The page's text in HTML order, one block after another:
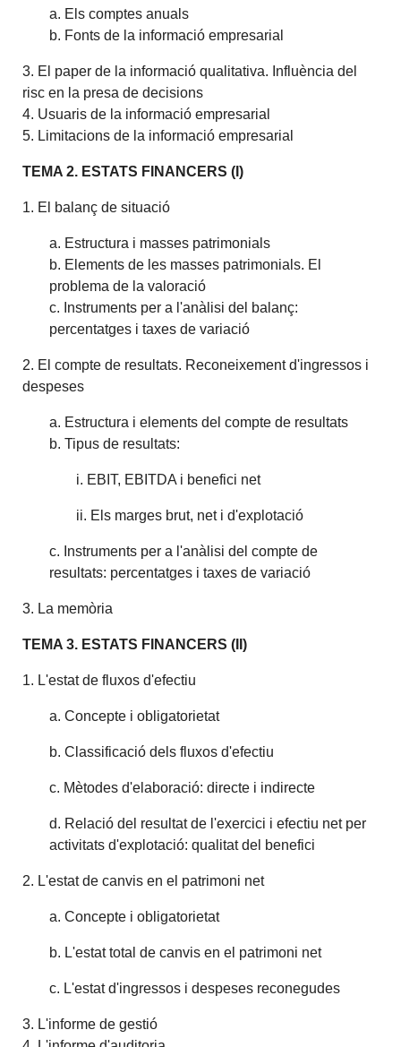
a. Els comptes anuals
b. Fonts de la informació empresarial
3. El paper de la informació qualitativa. Influència del
risc en la presa de decisions
4. Usuaris de la informació empresarial
5. Limitacions de la informació empresarial
TEMA 2. ESTATS FINANCERS (I)
1. El balanç de situació
a. Estructura i masses patrimonials
b. Elements de les masses patrimonials. El
problema de la valoració
c. Instruments per a l'anàlisi del balanç:
percentatges i taxes de variació
2. El compte de resultats. Reconeixement d'ingressos i
despeses
a. Estructura i elements del compte de resultats
b. Tipus de resultats:
i. EBIT, EBITDA i benefici net
ii. Els marges brut, net i d'explotació
c. Instruments per a l'anàlisi del compte de
resultats: percentatges i taxes de variació
3. La memòria
TEMA 3. ESTATS FINANCERS (II)
1. L'estat de fluxos d'efectiu
a. Concepte i obligatorietat
b. Classificació dels fluxos d'efectiu
c. Mètodes d'elaboració: directe i indirecte
d. Relació del resultat de l'exercici i efectiu net per
activitats d'explotació: qualitat del benefici
2. L'estat de canvis en el patrimoni net
a. Concepte i obligatorietat
b. L'estat total de canvis en el patrimoni net
c. L'estat d'ingressos i despeses reconegudes
3. L'informe de gestió